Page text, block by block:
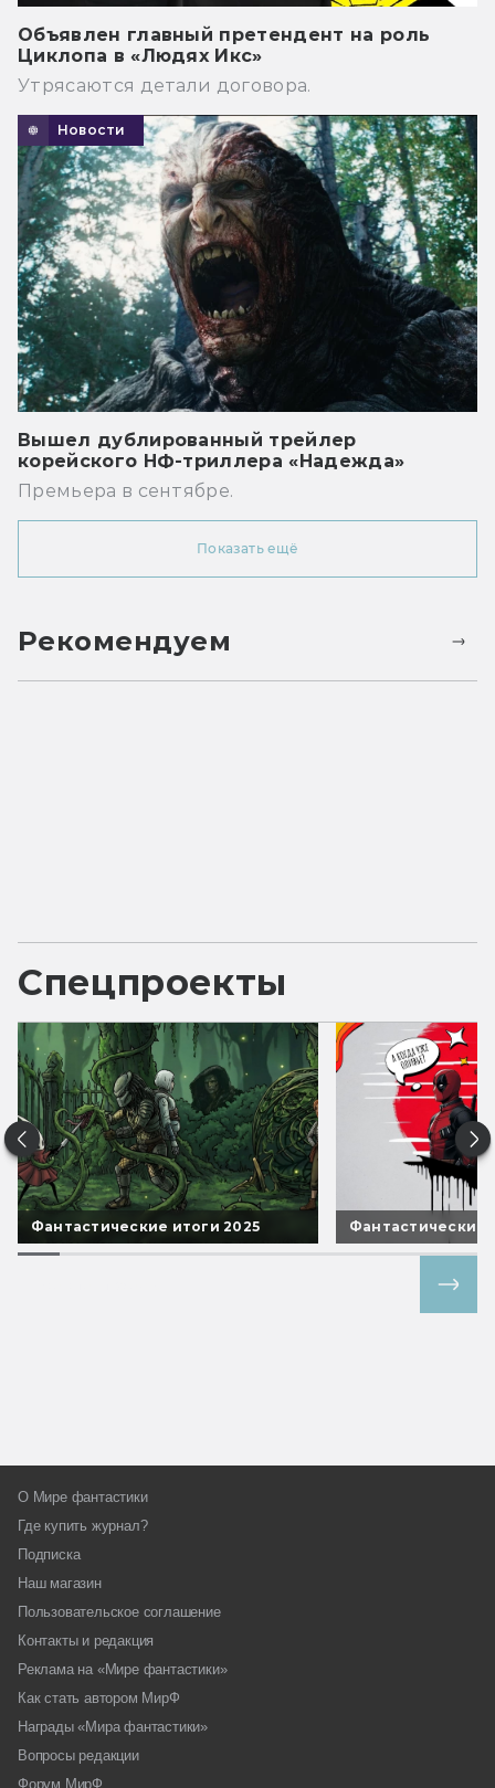
Объявлен главный претендент на роль
Циклопа в «Людях Икс»
Утрясаются детали договора.
Новости
Вышел дублированный трейлер
корейского НФ-триллера «Надежда»
Премьера в сентябре.
Показать ещё
Рекомендуем
Спецпроекты
Фантастические итоги 2025 Фантастические
О Мире фантастики
Где купить журнал?
Подписка
Наш магазин
Пользовательское соглашение
Контакты и редакция
Реклама на «Мире фантастики»
Как стать автором МирФ
Награды «Мира фантастики»
Вопросы редакции
Форум МирФ